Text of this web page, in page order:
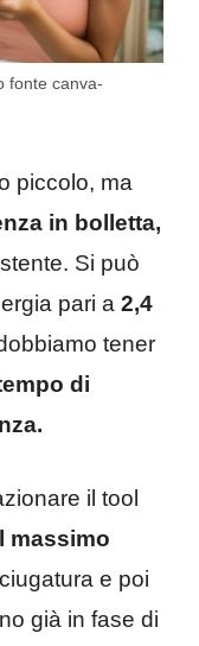
fonte canva-
piccolo, ma
in bolletta,
Si può
pari a 2,4
tener
di
il tool
massimo
e poi
già in fase di